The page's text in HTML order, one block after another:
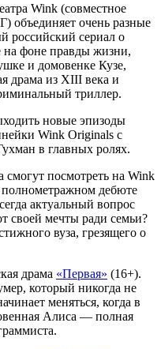
Wink (совместное
объединяет очень разные
российский сериал о
на фоне правды жизни,
и домовенке Кузе,
драма из XIII века и
триллер.
новые эпизоды
Wink Originals с
в главных ролях.
посмотреть на Wink
дебюте
актуальный вопрос
своей мечты ради семьи?
вуза, грезящего о
драма «Первая» (16+).
который никогда не
меняться, когда в
Алиса — полная